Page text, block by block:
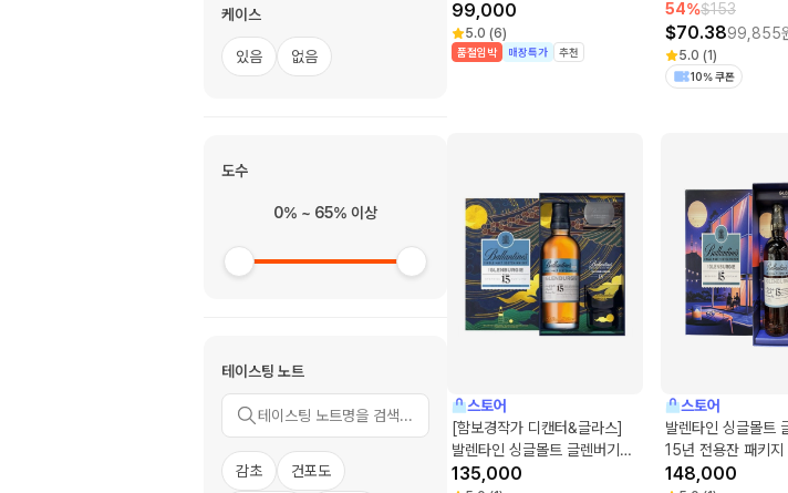
케이스
있음 없음
도수
0% ~ 65% 이상
테이스팅 노트
감초 건포도
라스, 디캔터)
99,000
5.0 (6)
품절임박 매장특가 추천
54%$153
$70.3899,855
5.0 (1)
10% 쿠폰
스토어
[함보경작가 디캔터&글라스]
발렌타인 싱글몰트 글렌버기
15년 전용잔 패키지
135,000
스토어
발렌타인 싱글몰트
15년 전용잔 패키지
148,000